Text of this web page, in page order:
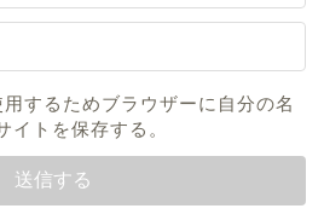
するためブラウザーに自分の名
イトを保存する。